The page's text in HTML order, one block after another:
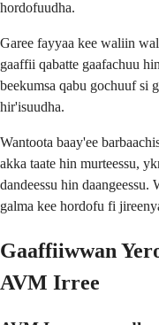
hordofuudha.
Garee fayyaa kee waliin
gaaffii qabatte gaafachuu
beekumsa qabu gochuuf si
hir'isuudha.
Wantoota baay'ee
akka taate hin murteessu,
dandeessu hin
galma kee hordofu fi
Gaaffiiwwan
AVM Irree